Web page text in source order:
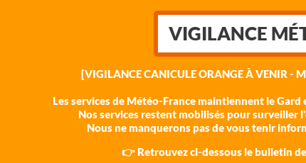
VIGILANCE
[VIGILANCE CANICULE ORANGE À VENIR -
Les services de Météo-France maintiennent le Gard
Nos services restent mobilisés pour surveiller
Nous ne manquerons pas de vous tenir
👉 Retrouvez ci-dessous le bulletin